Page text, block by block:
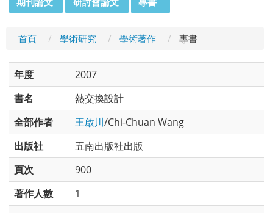
首頁 學術研究 學術著作 專書
年度
2007
書名
熱交換設計
全部作者
王啟川/Chi-Chuan Wang
出版社
五南出版社出版
頁次
900
著作人數
1